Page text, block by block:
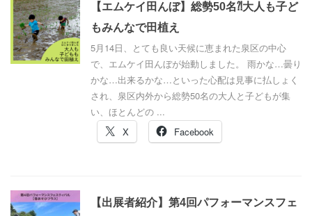
【エムケイ田んぼ】総勢50名⁈大人も子ど
もみんなで田植え
5月14日、とても良い天候に恵まれた泉区の中心
で、エムケイ田んぼが始動しました。 雨かな…曇り
かな…出来るかな…といった心配は見事に払しょく
され、泉区内外から総勢50名の大人と子どもが集
い、ほとんどの ...
X
Facebook
【出展者紹介】第4回パフォーマンスフェ